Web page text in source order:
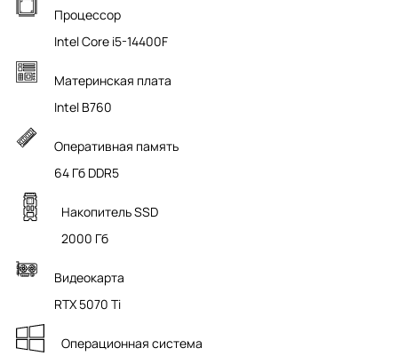
Процессор
Intel Core i5-14400F
Материнская плата
Intel B760
Оперативная память
64 Гб DDR5
Накопитель SSD
2000 Гб
Видеокарта
RTX 5070 Ti
Операционная система